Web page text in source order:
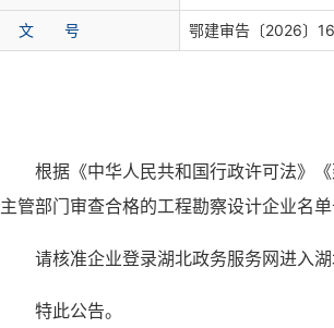
文 号 鄂建审告〔2026〕
根据《中华人民共和国行政许可法》
主管部门审查合格的工程勘察设计企业名单
请核准企业登录湖北政务服务网进入
特此公告。